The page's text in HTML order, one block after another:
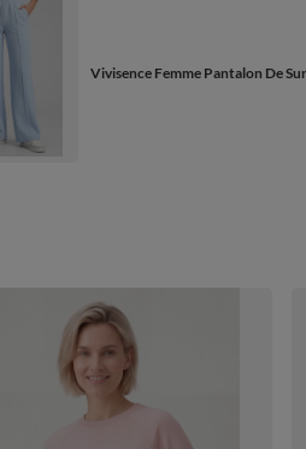
Vivisence Femme Pantalon De